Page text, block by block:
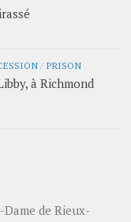
/ PRISON
à Richmond
Dame de Rieux-